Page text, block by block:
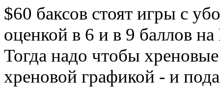
$60 баксов стоят игры с
оценкой в 6 и в 9 баллов
Тогда надо чтобы
хреновой графикой - и